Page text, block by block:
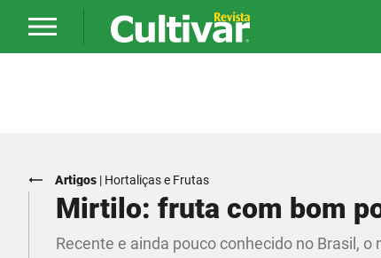
Artigos | Hortaliças e Frutas
Mirtilo: fruta com bom
Recente e ainda pouco conhecido no Brasil,